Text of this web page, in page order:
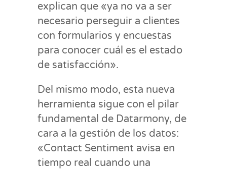
explican que «ya no va a ser
necesario perseguir a clientes
con formularios y encuestas
para conocer cuál es el estado
de satisfacción».
Del mismo modo, esta nueva
herramienta sigue con el pilar
fundamental de Datarmony, de
cara a la gestión de los datos:
«Contact Sentiment avisa en
tiempo real cuando una